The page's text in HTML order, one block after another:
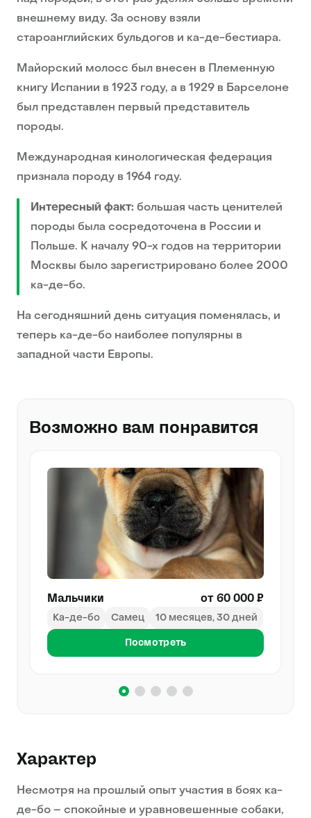
внешнему виду. За основу взяли
староанглийских бульдогов и ка-де-бестиара.
Майорский молосс был внесен в Племенную
книгу Испании в 1923 году, а в 1929 в Барселоне
был представлен первый представитель
породы.
Международная кинологическая федерация
признала породу в 1964 году.
Интересный факт: большая часть ценителей
породы была сосредоточена в России и
Польше. К началу 90-х годов на территории
Москвы было зарегистрировано более 2000
ка-де-бо.
На сегодняшний день ситуация поменялась, и
теперь ка-де-бо наиболее популярны в
западной части Европы.
Возможно вам понравится
Мальчики от 60 000 ₽
Ка-де-бо Самец 10 месяцев, 30 дней
Посмотреть
Характер
Несмотря на прошлый опыт участия в боях ка-
де-бо – спокойные и уравновешенные собаки,